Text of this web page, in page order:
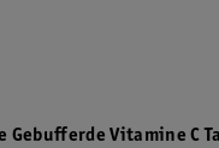
Gebufferde Vitamine C